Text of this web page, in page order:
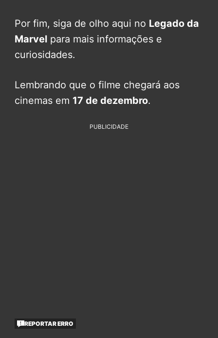
Por fim, siga de olho aqui no Legado da
Marvel para mais informações e
curiosidades.
Lembrando que o filme chegará aos
cinemas em 17 de dezembro.
PUBLICIDADE
REPORTAR ERRO